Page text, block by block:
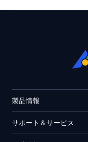
製品情報
サポート＆サービス